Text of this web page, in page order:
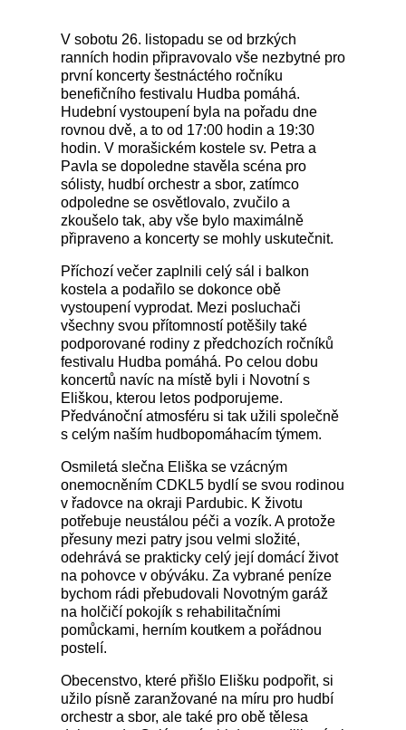
V sobotu 26. listopadu se od brzkých
ranních hodin připravovalo vše nezbytné pro
první koncerty šestnáctého ročníku
benefičního festivalu Hudba pomáhá.
Hudební vystoupení byla na pořadu dne
rovnou dvě, a to od 17:00 hodin a 19:30
hodin. V morašickém kostele sv. Petra a
Pavla se dopoledne stavěla scéna pro
sólisty, hudbí orchestr a sbor, zatímco
odpoledne se osvětlovalo, zvučilo a
zkoušelo tak, aby vše bylo maximálně
připraveno a koncerty se mohly uskutečnit.
Příchozí večer zaplnili celý sál i balkon
kostela a podařilo se dokonce obě
vystoupení vyprodat. Mezi posluchači
všechny svou přítomností potěšily také
podporované rodiny z předchozích ročníků
festivalu Hudba pomáhá. Po celou dobu
koncertů navíc na místě byli i Novotní s
Eliškou, kterou letos podporujeme.
Předvánoční atmosféru si tak užili společně
s celým naším hudbopomáhacím týmem.
Osmiletá slečna Eliška se vzácným
onemocněním CDKL5 bydlí se svou rodinou
v řadovce na okraji Pardubic. K životu
potřebuje neustálou péči a vozík. A protože
přesuny mezi patry jsou velmi složité,
odehrává se prakticky celý její domácí život
na pohovce v obýváku. Za vybrané peníze
bychom rádi přebudovali Novotným garáž
na holčičí pokojík s rehabilitačními
pomůckami, herním koutkem a pořádnou
postelí.
Obecenstvo, které přišlo Elišku podpořit, si
užilo písně zaranžované na míru pro hudbí
orchestr a sbor, ale také pro obě tělesa